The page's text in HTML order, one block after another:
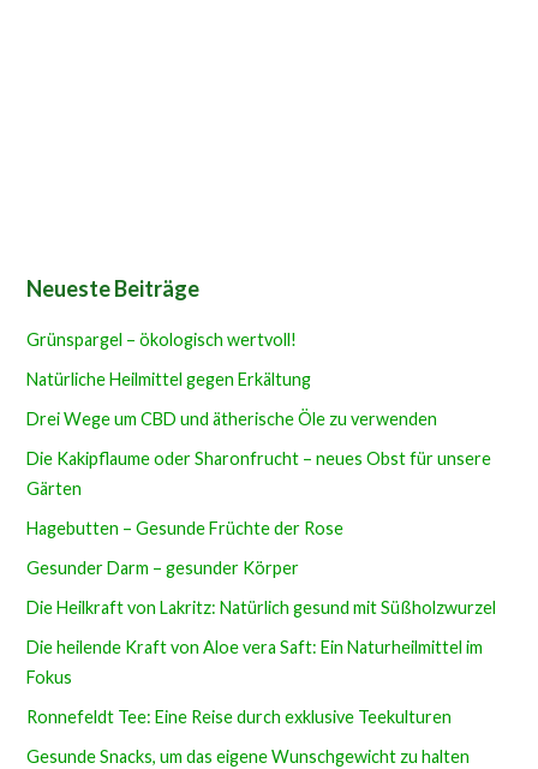
Neueste Beiträge
Grünspargel – ökologisch wertvoll!
Natürliche Heilmittel gegen Erkältung
Drei Wege um CBD und ätherische Öle zu verwenden
Die Kakipflaume oder Sharonfrucht – neues Obst für unsere
Gärten
Hagebutten – Gesunde Früchte der Rose
Gesunder Darm – gesunder Körper
Die Heilkraft von Lakritz: Natürlich gesund mit Süßholzwurzel
Die heilende Kraft von Aloe vera Saft: Ein Naturheilmittel im
Fokus
Ronnefeldt Tee: Eine Reise durch exklusive Teekulturen
Gesunde Snacks, um das eigene Wunschgewicht zu halten